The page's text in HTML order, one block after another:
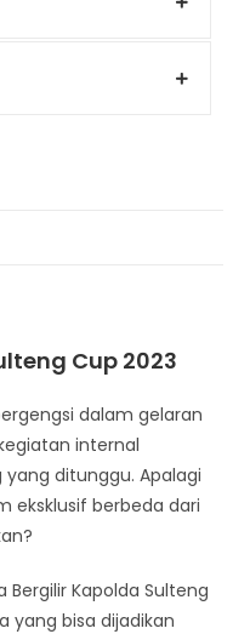
Cup 2023
dalam gelaran
internal
ditunggu. Apalagi
eksklusif berbeda dari
Kapolda Sulteng
yang bisa dijadikan